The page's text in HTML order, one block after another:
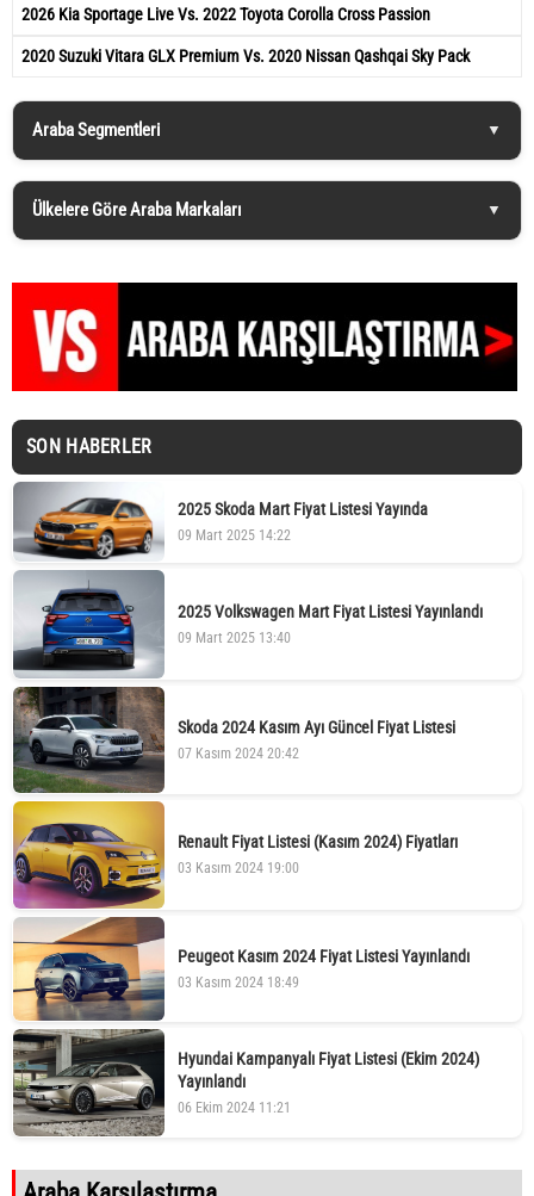
2026 Kia Sportage Live Vs. 2022 Toyota Corolla Cross Passion
2020 Suzuki Vitara GLX Premium Vs. 2020 Nissan Qashqai Sky Pack
Araba Segmentleri
Ülkelere Göre Araba Markaları
SON HABERLER
2025 Skoda Mart Fiyat Listesi Yayında
09 Mart 2025 14:22
2025 Volkswagen Mart Fiyat Listesi Yayınlandı
09 Mart 2025 13:40
Skoda 2024 Kasım Ayı Güncel Fiyat Listesi
07 Kasım 2024 20:42
Renault Fiyat Listesi (Kasım 2024) Fiyatları
03 Kasım 2024 19:00
Peugeot Kasım 2024 Fiyat Listesi Yayınlandı
03 Kasım 2024 18:49
Hyundai Kampanyalı Fiyat Listesi (Ekim 2024)
Yayınlandı
06 Ekim 2024 11:21